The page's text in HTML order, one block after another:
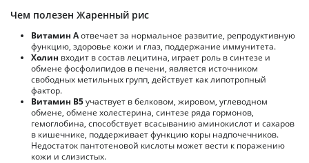
Чем полезен Жаренный рис
Витамин Аотвечает за нормальное развитие, репродуктивную
функцию, здоровье кожи и глаз, поддержание иммунитета.
Холин входит в состав лецитина, играет роль в синтезе и
обмене фосфолипидов в печени, является источником
свободных метильных групп, действует как липотропный
фактор.
Витамин В5участвует в белковом, жировом, углеводном
обмене, обмене холестерина, синтезе ряда гормонов,
гемоглобина, способствует всасыванию аминокислот и сахаров
в кишечнике, поддерживает функцию коры надпочечников.
Недостаток пантотеновой кислоты может вести к поражению
кожи и слизистых.